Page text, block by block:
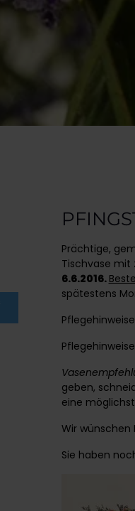
Prächtige,
Tischvase mit
6.6.2016.
spätestens
geben,
eine
Wir wünschen
Sie haben